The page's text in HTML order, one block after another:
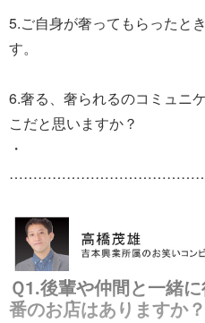
5.ご自身が奢ってもらったと
す。
6.奢る、奢られるのコミュニ
こだと思いますか？
・
Ｑ1.後輩や仲間と一緒
番のお店はありますか？